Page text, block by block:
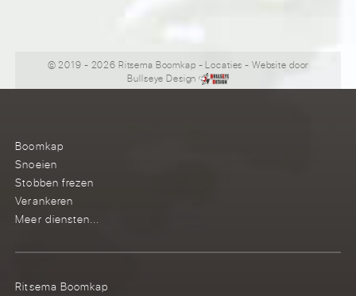
© 2019 - 2026 Ritsema Boomkap -Locaties - Website door
Bullseye Design
Boomkap
Snoeien
Stobben frezen
Verankeren
Meer diensten...
Ritsema Boomkap